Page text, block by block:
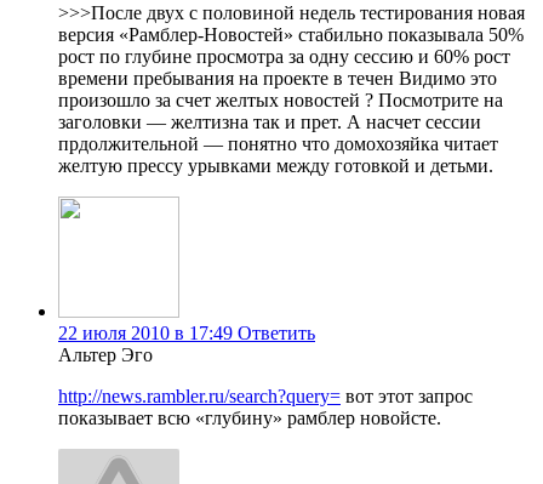
>>>После двух с половиной недель тестирования новая
версия «Рамблер-Новостей» стабильно показывала 50%
рост по глубине просмотра за одну сессию и 60% рост
времени пребывания на проекте в течен Видимо это
произошло за счет желтых новостей ? Посмотрите на
заголовки — желтизна так и прет. А насчет сессии
прдолжительной — понятно что домохозяйка читает
желтую прессу урывками между готовкой и детьми.
22 июля 2010 в 17:49 Ответить
Альтер Эго
http://news.rambler.ru/search?query= вот этот запрос
показывает всю «глубину» рамблер новойсте.